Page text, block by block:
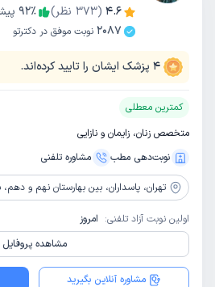
4.6
(
373 نظر) 92٪
2087 نوبت موفق در دکترتو
4 پزشک ایشان را تایید کرده‌اند.
کمترین معطلی
متخصص زنان، زایمان و نازایی
نوبت‌دهی مطب
مشاوره‌ تلفنی
تهران، پاسداران، بین بهارستان نهم و دهم،
اولین نوبت آزاد تلفنی: امروز
مشاهده پروفایل
مشاوره آنلاین بگیرید